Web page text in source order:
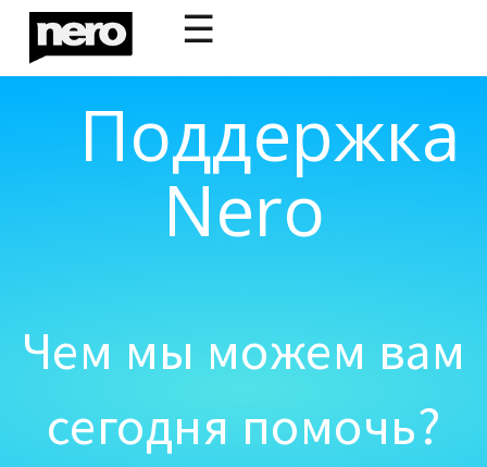
☰
Поддержка
Nero
Чем мы можем вам
сегодня помочь?